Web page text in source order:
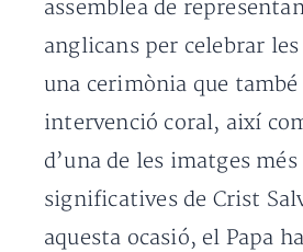
assemblea de
anglicans per celebrar
una cerimònia que
intervenció coral, així
d’una de les imatges
significatives de Crist
aquesta ocasió, el Papa